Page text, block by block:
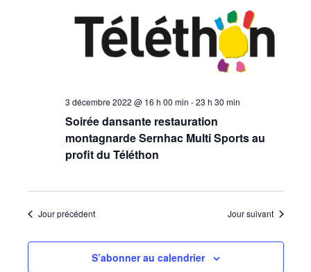
3 décembre 2022 @ 16 h 00 min -23 h 30 min
Soirée dansante restauration
montagnarde Sernhac Multi Sports au
profit du Téléthon
Jour précédent Jour suivant
S’abonner au calendrier